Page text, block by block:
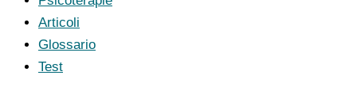
Articoli
Glossario
Test